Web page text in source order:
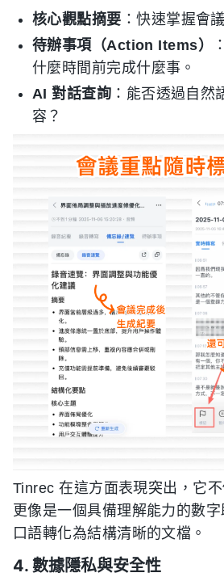
核心觀點摘要 ：快速掌握會
待辦事項（Action Items）
什麼時間前完成什麼事。
AI 對話查詢 ：能否透過自然
容？
Tinrec 在這方面表現突出，它不
更像是一個具備理解能力的數
口語轉化為結構清晰的文檔。
4. 數據隱私與安全性